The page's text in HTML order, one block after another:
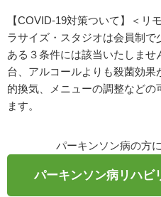
【COVID-19対策ついて】＜リ
ラサイズ・スタジオは会員制
ある３条件には該当いたしま
台、アルコールよりも殺菌効
的換気、メニューの調整などの
ます。
パーキンソン病の方
パーキンソン病リハビ